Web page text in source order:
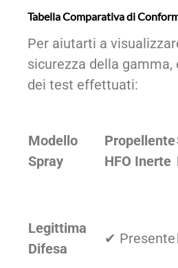
Tabella Comparativa di
Per aiutarti a
sicurezza della gamma,
dei test effettuati:
Modello
Spray
Propellente
HFO Inerte
Legittima
Difesa
✔ Presente